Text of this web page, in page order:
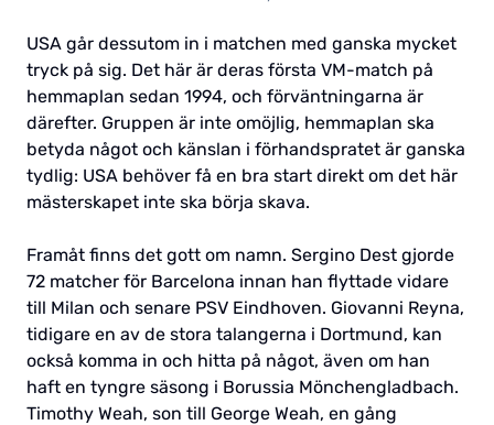
USA går dessutom in i matchen med ganska mycket
tryck på sig. Det här är deras första VM-match på
hemmaplan sedan 1994, och förväntningarna är
därefter. Gruppen är inte omöjlig, hemmaplan ska
betyda något och känslan i förhandspratet är ganska
tydlig: USA behöver få en bra start direkt om det här
mästerskapet inte ska börja skava.
Framåt finns det gott om namn. Sergino Dest gjorde
72 matcher för Barcelona innan han flyttade vidare
till Milan och senare PSV Eindhoven. Giovanni Reyna,
tidigare en av de stora talangerna i Dortmund, kan
också komma in och hitta på något, även om han
haft en tyngre säsong i Borussia Mönchengladbach.
Timothy Weah, son till George Weah, en gång